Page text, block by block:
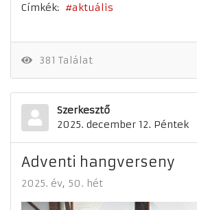
Címkék: aktuális
381 Találat
Szerkesztő
2025. december 12. Péntek
Adventi hangverseny
2025. év 50. hét